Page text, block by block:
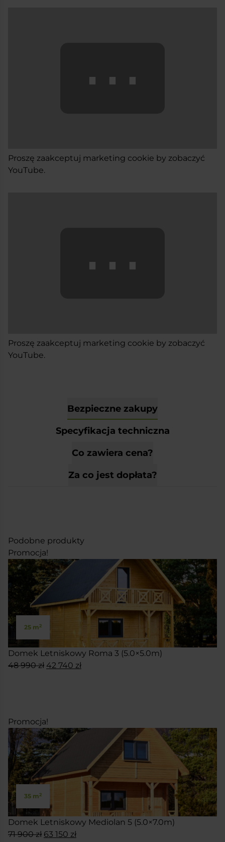
⋯
Proszę zaakceptuj marketing cookie by zobaczyć
YouTube.
⋯
Proszę zaakceptuj marketing cookie by zobaczyć
YouTube.
Bezpieczne zakupy
Specyfikacja techniczna
Co zawiera cena?
Za co jest dopłata?
Podobne produkty
Promocja!
25 m2
Domek Letniskowy Roma 3 (5.0×5.0m)
48 990zł Pierwotna
42 740 złAktualna
Promocja!
35 m2
Domek Letniskowy Mediolan 5 (5.0×7.0m)
71 900zł Pierwotna
63 150 złAktualna